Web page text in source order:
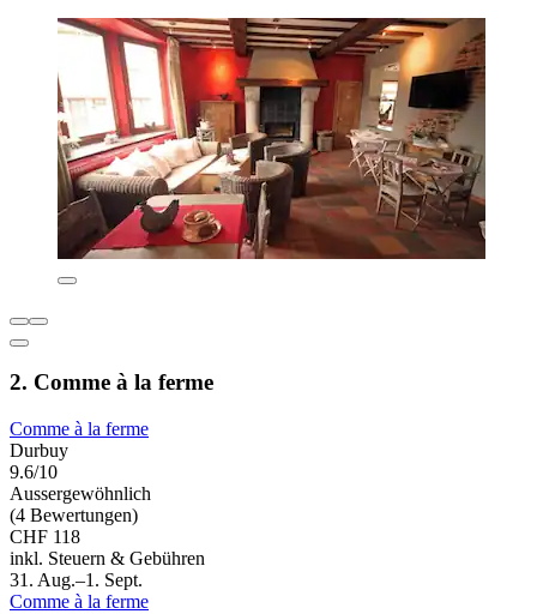
2. Comme à la ferme
Comme à la ferme
Durbuy
9.6/10
Aussergewöhnlich
(4 Bewertungen)
CHF 118
inkl. Steuern & Gebühren
31. Aug.–1. Sept.
Comme à la ferme